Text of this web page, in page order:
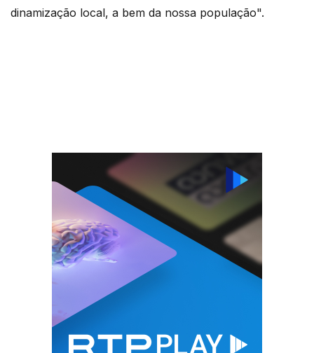
dinamização local, a bem da nossa população".